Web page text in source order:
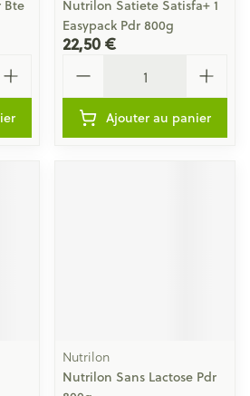
Bte
Nutrilon Satiete Satisfa+ 1
Easypack Pdr 800g
22,50 €
Ajouter au panier
Nutrilon
Nutrilon Sans Lactose Pdr